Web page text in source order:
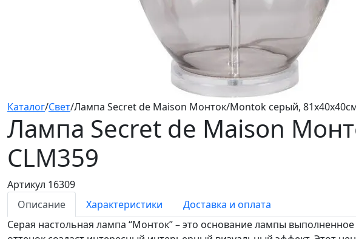
Каталог/Свет/Лампа Secret de Maison Монток/Montok серый,
Лампа Secret de Maison
CLM359
Артикул 16309
Описание
Характеристики
Доставка и оплата
Серая настольная лампа “Монток” – это основание лампы